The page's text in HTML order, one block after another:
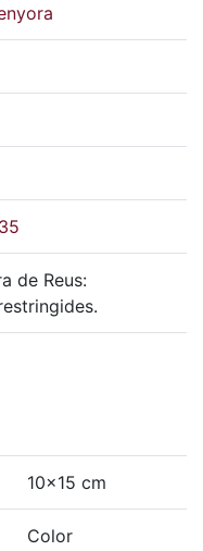
de Reus:
10x15 cm
Color